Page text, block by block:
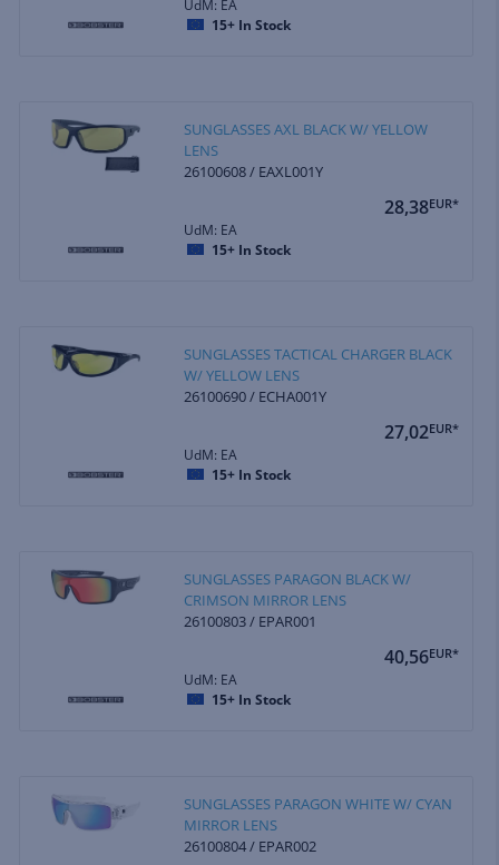
UdM: EA
15+ In Stock
SUNGLASSES AXL BLACK W/ YELLOW
LENS
26100608 / EAXL001Y
28,38EUR*
UdM: EA
15+ In Stock
SUNGLASSES TACTICAL CHARGER BLACK
W/ YELLOW LENS
26100690 / ECHA001Y
27,02EUR*
UdM: EA
15+ In Stock
SUNGLASSES PARAGON BLACK W/
CRIMSON MIRROR LENS
26100803 / EPAR001
40,56EUR*
UdM: EA
15+ In Stock
SUNGLASSES PARAGON WHITE W/ CYAN
MIRROR LENS
26100804 / EPAR002